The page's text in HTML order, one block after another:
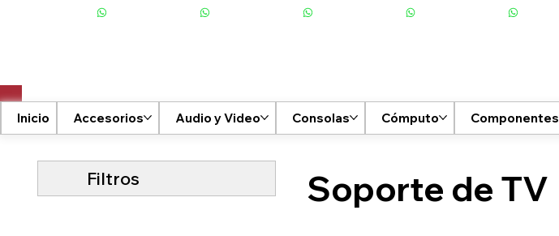
Inicio Accesorios Audio y Video Consolas Cómputo Componentes
Soporte de TV
Filtros